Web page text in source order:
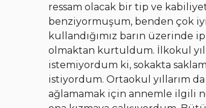
ressam olacak bir tip ve
benziyormuşum, benden çok
kullandığımız barın üzerinde
olmaktan kurtuldum. İlkokul
istemiyordum ki, sokakta
istiyordum. Ortaokul yıllarım
ağlamamak için annemle ilgili